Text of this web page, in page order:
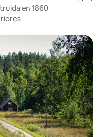
en 1860
huéspedes